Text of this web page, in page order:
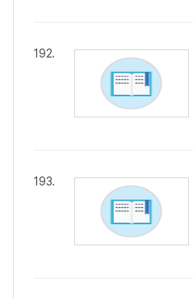
192.
193.